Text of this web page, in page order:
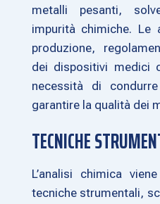
metalli pesanti,
impurità chimiche. Le
produzione,
dei dispositivi medici
necessità di
garantire la qualità dei
TECNICHE
L’analisi chimica
tecniche strumentali,